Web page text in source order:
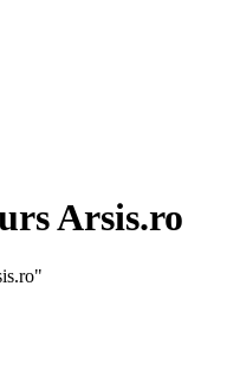
Arsis.ro